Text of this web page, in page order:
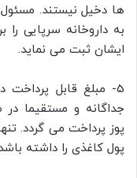
ها دخیل نیستند. مسئول
به داروخانه سرپایی
ایشان ثبت می نماید.
5- مبلغ قابل پرداخت
جداگانه و مستقیما
پوز پرداخت می گردد.
پول کاغذی را داشته